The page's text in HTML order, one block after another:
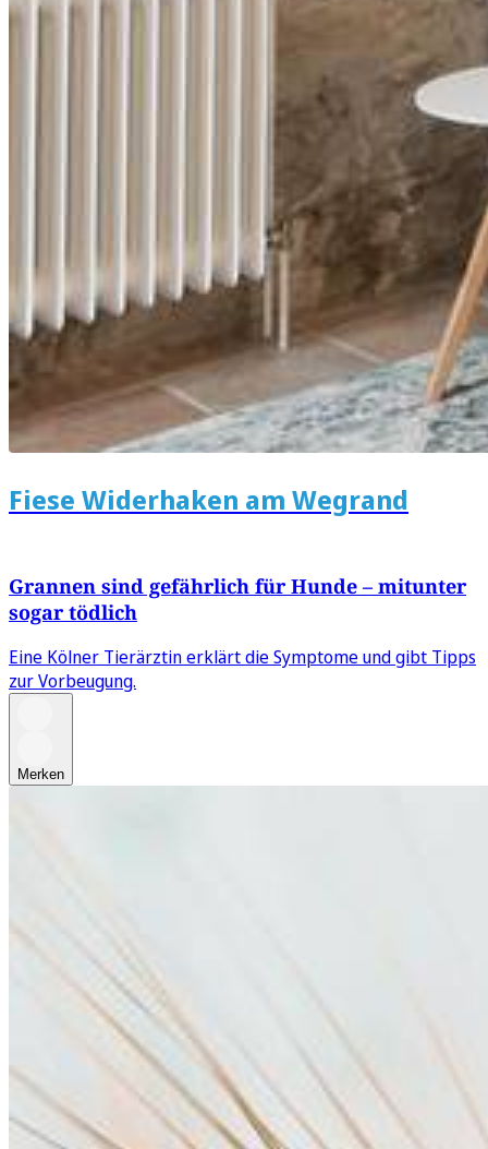
Fiese Widerhaken am Wegrand
Grannen sind gefährlich für Hunde – mitunter
sogar tödlich
Eine Kölner Tierärztin erklärt die Symptome und gibt Tipps
zur Vorbeugung.
Merken